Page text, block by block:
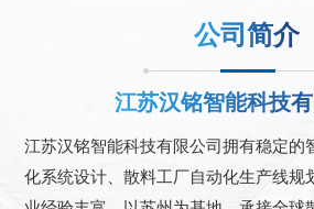
公司简介
江苏汉铭智能科技
江苏汉铭智能科技有限公司拥有稳定的
化系统设计、散料工厂自动化生产线规